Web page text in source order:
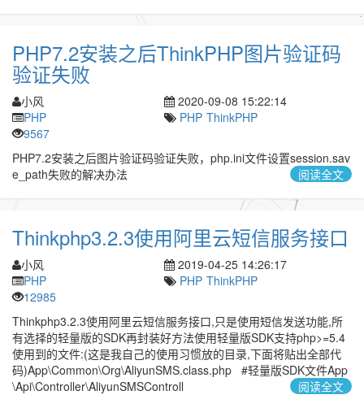
PHP7.2安装之后ThinkPHP图片验证码
验证失败
小风
2020-09-08 15:22:14
PHP
PHP ThinkPHP
9567
PHP7.2安装之后图片验证码验证失败，php.ini文件设置session.sav
e_path失败的解决办法
阅读全文
Thinkphp3.2.3使用阿里云短信服务接口
小风
2019-04-25 14:26:17
PHP
PHP ThinkPHP
12985
Thinkphp3.2.3使用阿里云短信服务接口,只是使用短信发送功能,所
有选择的轻量版的SDK再封装好方法使用轻量版SDK支持php>=5.4
使用到的文件:(这是我自己的使用习惯放的目录,下面将贴出全部代
码)App\Common\Org\AliyunSMS.class.php #轻量版SDK文件App
\Api\Controller\AliyunSMSControll
阅读全文